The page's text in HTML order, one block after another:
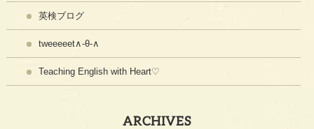
英検ブログ
tweeeeet∧-θ-∧
Teaching English with Heart♡
ARCHIVES